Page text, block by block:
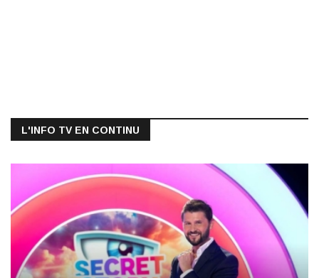
L'INFO TV EN CONTINU